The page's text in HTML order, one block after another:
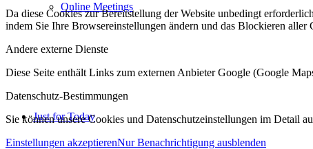
Online Meetings
Just for Today
Da diese Cookies zur Bereitstellung der Website unbedingt
indem Sie Ihre Browsereinstellungen ändern und das Blockieren aller
Andere externe Dienste
Diese Seite enthält Links zum externen Anbieter Google (Google
Datenschutz-Bestimmungen
Sie können unsere Cookies und Datenschutzeinstellungen im Detail
Einstellungen akzeptierenNur Benachrichtigung ausblenden